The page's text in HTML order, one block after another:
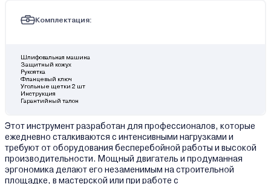
Комплектация:
Шлифовальная машина
Защитный кожух
Рукоятка
Фланцевый ключ
Угольные щетки 2 шт
Инструкция
Гарантийный талон
Этот инструмент разработан для профессионалов, которые
ежедневно сталкиваются с интенсивными нагрузками и
требуют от оборудования бесперебойной работы и высокой
производительности. Мощный двигатель и продуманная
эргономика делают его незаменимым на строительной
площадке, в мастерской или при работе с